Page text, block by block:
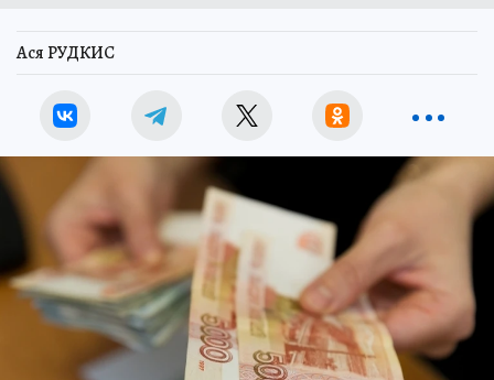
Ася РУДКИС